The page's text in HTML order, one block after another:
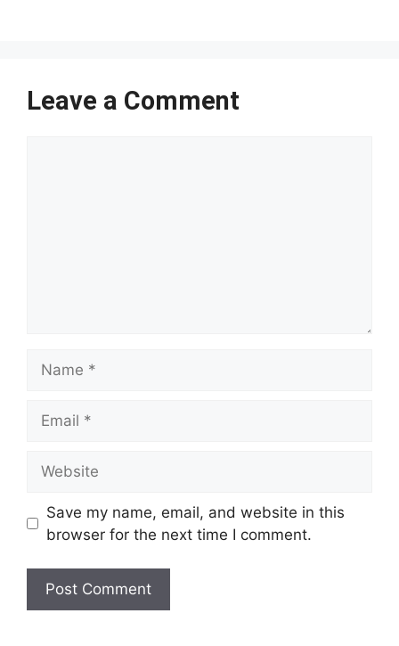
Leave a Comment
Save my name, email, and website in this
browser for the next time I comment.